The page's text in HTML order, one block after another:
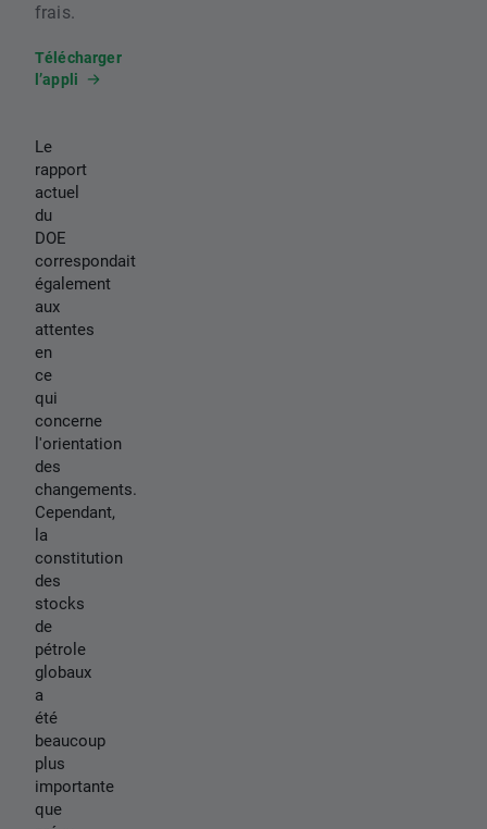
frais.
Télécharger
l’appli
Le
rapport
actuel
du
DOE
correspondait
également
aux
attentes
en
ce
qui
concerne
l'orientation
des
changements.
Cependant,
la
constitution
des
stocks
de
pétrole
globaux
a
été
beaucoup
plus
importante
que